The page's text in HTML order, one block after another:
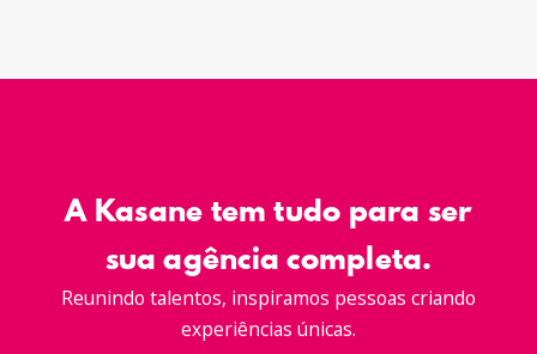
A Kasane tem tudo para ser
sua agência completa.
Reunindo talentos, inspiramos pessoas criando
experiências únicas.